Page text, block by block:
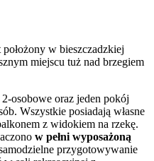
w bieszczadzkiej
miejscu tuż nad brzegiem
osobowe oraz jeden pokój
Wszystkie posiadają własne
z widokiem na rzekę.
w pełni wyposażoną
przygotowywanie